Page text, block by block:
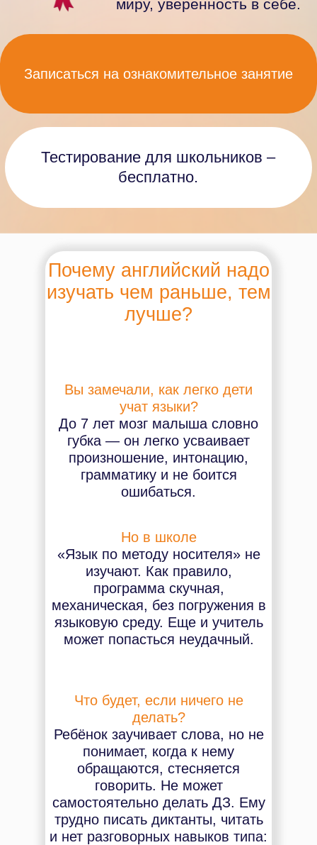
Что будет, если ничего не
делать?
Ребёнок заучивает слова, но не
понимает, когда к нему
обращаются, стесняется
говорить. Не может
самостоятельно делать ДЗ. Ему
трудно писать диктанты, читать
и нет разговорных навыков типа:
Но в школе
«Язык по методу носителя» не
изучают. Как правило,
программа скучная,
механическая, без погружения в
языковую среду. Еще и учитель
может попасться неудачный.
Вы замечали, как легко дети
учат языки?
До 7 лет мозг малыша словно
губка — он легко усваивает
произношение, интонацию,
грамматику и не боится
ошибаться.
Почему английский надо
изучать чем раньше, тем
лучше?